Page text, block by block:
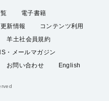
電子書籍
新情報
コンテンツ利用
羊土社会員規約
・メールマガジン
お問い合わせ English